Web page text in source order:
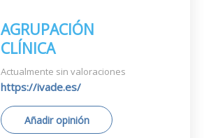
AGRUPACIÓN
CLÍNICA
Actualmente sin valoraciones
https://ivade.es/
Añadir opinión